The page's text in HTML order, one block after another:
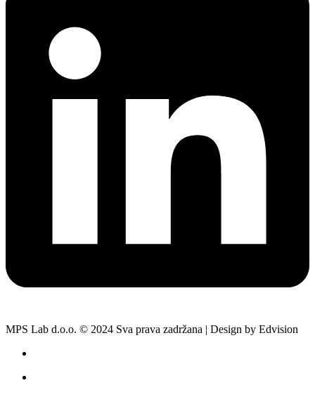
MPS Lab d.o.o. © 2024 Sva prava zadržana | Design by Edvision